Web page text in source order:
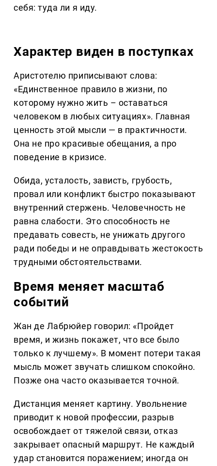
себя: туда ли я иду.
Характер виден в поступках
Аристотелю приписывают слова:
«Единственное правило в жизни, по
которому нужно жить – оставаться
человеком в любых ситуациях». Главная
ценность этой мысли — в практичности.
Она не про красивые обещания, а про
поведение в кризисе.
Обида, усталость, зависть, грубость,
провал или конфликт быстро показывают
внутренний стержень. Человечность не
равна слабости. Это способность не
предавать совесть, не унижать другого
ради победы и не оправдывать жестокость
трудными обстоятельствами.
Время меняет масштаб
событий
Жан де Лабрюйер говорил: «Пройдет
время, и жизнь покажет, что все было
только к лучшему». В момент потери такая
мысль может звучать слишком спокойно.
Позже она часто оказывается точной.
Дистанция меняет картину. Увольнение
приводит к новой профессии, разрыв
освобождает от тяжелой связи, отказ
закрывает опасный маршрут. Не каждый
удар становится поражением; иногда он